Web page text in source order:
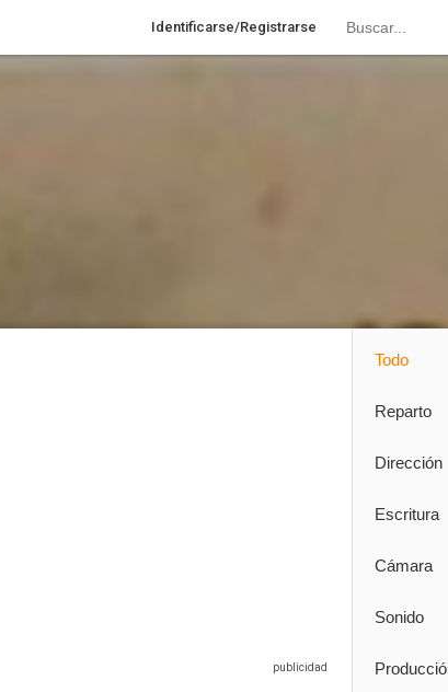
Identificarse/Registrarse
Todo
Reparto
Dirección
Escritura
Cámara
Sonido